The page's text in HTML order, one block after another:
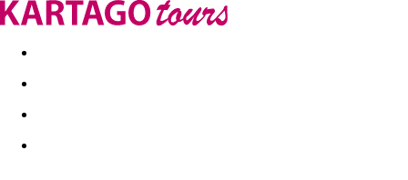
Last minute Dovolenkové kluby